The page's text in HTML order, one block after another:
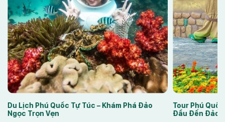
Du Lịch Phú Quốc Tự Túc – Khám Phá Đảo
Ngọc Trọn Vẹn
Tour Phú
Đầu Đến Đảo